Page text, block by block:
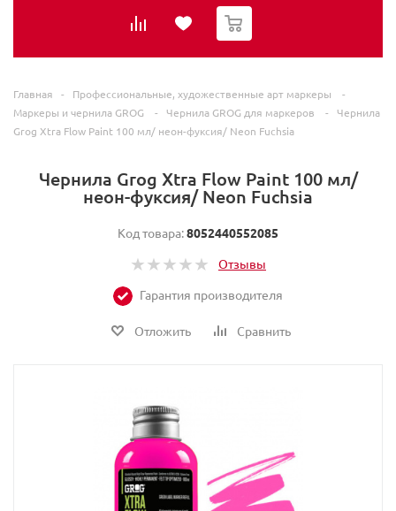
0
Главная - Профессиональные, художественные арт маркеры
-
Маркеры и чернила GROG
- Чернила GROG для маркеров -
Чернила
Grog Xtra Flow Paint 100 мл/ неон-фуксия/ Neon Fuchsia
Чернила Grog Xtra Flow Paint 100 мл/
неон-фуксия/ Neon Fuchsia
Код товара:8052440552085
Отзывы
Гарантия производителя
Отложить Сравнить